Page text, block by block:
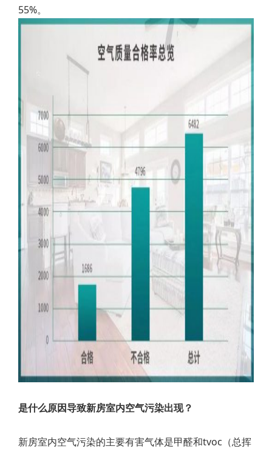
55%。
是什么原因导致新房室内空气污染出现？
新房室内空气污染的主要有害气体是甲醛和tvoc（总挥